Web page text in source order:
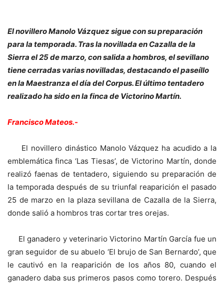
El novillero Manolo Vázquez sigue con su preparación
para la temporada. Tras la novillada en Cazalla de la
Sierra el 25 de marzo, con salida a hombros, el sevillano
tiene cerradas varias novilladas, destacando el paseíllo
en la Maestranza el día del Corpus. El último tentadero
realizado ha sido en la finca de Victorino Martín.
Francisco Mateos.-
El novillero dinástico Manolo Vázquez ha acudido a la
emblemática finca ‘Las Tiesas’, de Victorino Martín, donde
realizó faenas de tentadero, siguiendo su preparación de
la temporada después de su triunfal reaparición el pasado
25 de marzo en la plaza sevillana de Cazalla de la Sierra,
donde salió a hombros tras cortar tres orejas.
El ganadero y veterinario Victorino Martín García fue un
gran seguidor de su abuelo ‘El brujo de San Bernardo’, que
le cautivó en la reaparición de los años 80, cuando el
ganadero daba sus primeros pasos como torero. Después